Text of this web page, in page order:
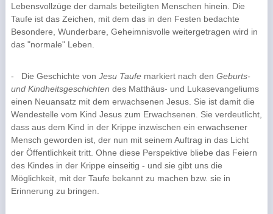
Lebensvollzüge der damals beteiligten Menschen hinein. Die
Taufe ist das Zeichen, mit dem das in den Festen bedachte
Besondere, Wunderbare, Geheimnisvolle weiterge­tragen wird in
das "normale" Leben.
- Die Geschichte von Jesu Taufemarkiert nach den Geburts-
und Kindheitsgeschichten des Matthäus- und Lukasevangeliums
einen Neuansatz mit dem erwachsenen Jesus. Sie ist damit die
Wendestelle vom Kind Jesus zum Erwachsenen. Sie verdeutlicht,
dass aus dem Kind in der Krippe inzwischen ein erwachsener
Mensch geworden ist, der nun mit seinem Auftrag in das Licht
der Öffentlichkeit tritt. Ohne diese Perspektive bliebe das Fei­ern
des Kindes in der Krippe einseitig - und sie gibt uns die
Möglichkeit, mit der Taufe bekannt zu machen bzw. sie in
Erinnerung zu bringen.